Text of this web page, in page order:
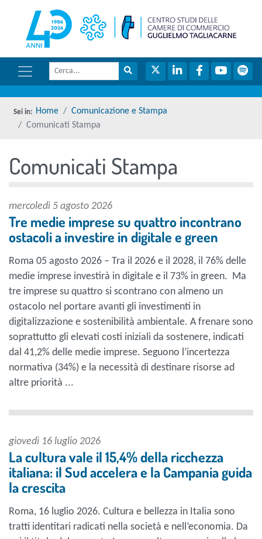
Vai ai contenuti
Menu di navigazione
Cerca
torna al menu di scelta rapida
Menu di navigazione principale
torna al menu di scelta rapida
Cerca nel sito Twitter LinkedIn FacebookYouTube
Home
Comunicazione e Stampa
Comunicati Stampa
torna al menu di scelta rapida
Comunicati Stampa
mercoledì 5 agosto 2026
Tre medie imprese su quattro incontrano
ostacoli a investire in digitale e green
Roma 05 agosto 2026 – Tra il 2026 e il 2028, il 76% delle
medie imprese investirà in digitale e il 73% in green. Ma
tre imprese su quattro si scontrano con almeno un
ostacolo nel portare avanti gli investimenti in
digitalizzazione e sostenibilità ambientale. A frenare sono
soprattutto gli elevati costi iniziali da sostenere, indicati
dal 41,2% delle medie imprese. Seguono l’incertezza
normativa (34%) e la necessità di destinare risorse ad
altre priorità ...
giovedì 16 luglio 2026
La cultura vale il 15,4% della ricchezza
italiana: il Sud accelera e la Campania guida
la crescita
Roma, 16 luglio 2026. Cultura e bellezza in Italia sono
tratti identitari radicati nella società e nell’economia. Da